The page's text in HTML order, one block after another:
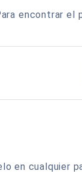
encontrar el
en cualquier